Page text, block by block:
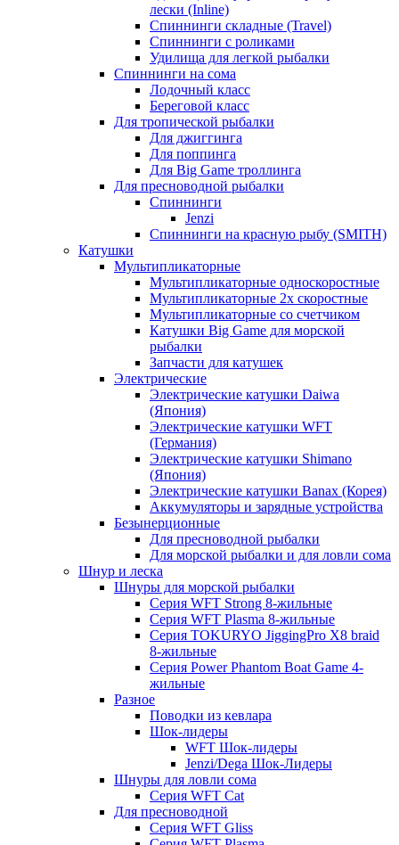
лески (Inline)
Спиннинги складные (Travel)
Спиннинги с роликами
Удилища для легкой рыбалки
Спиннинги на сома
Лодочный класс
Береговой класс
Для тропической рыбалки
Для джиггинга
Для поппинга
Для Big Game троллинга
Для пресноводной рыбалки
Спиннинги
Jenzi
Спиннинги на красную рыбу (SMITH)
Катушки
Мультипликаторные
Мультипликаторные односкоростные
Мультипликаторные 2х скоростные
Мультипликаторные со счетчиком
Катушки Big Game для морской
рыбалки
Запчасти для катушек
Электрические
Электрические катушки Daiwa
(Япония)
Электрические катушки WFT
(Германия)
Электрические катушки Shimano
(Япония)
Электрические катушки Banax (Корея)
Аккумуляторы и зарядные устройства
Безынерционные
Для пресноводной рыбалки
Для морской рыбалки и для ловли сома
Шнур и леска
Шнуры для морской рыбалки
Серия WFT Strong 8-жильные
Серия WFT Plasma 8-жильные
Серия TOKURYO JiggingPro X8 braid
8-жильные
Серия Power Phantom Boat Game 4-
жильные
Разное
Поводки из кевлара
Шок-лидеры
WFT Шок-лидеры
Jenzi/Dega Шок-Лидеры
Шнуры для ловли сома
Серия WFT Cat
Для пресноводной
Серия WFT Gliss